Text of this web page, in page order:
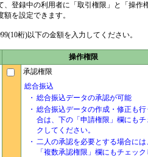
、登録中の利用者に「取引権限」と「操
額を設定できます。
桁)以下の金額を入力してください。
操作権限
承認権限
総合振込
・ 総合振込データの承認が可能
・ 総合振込データの作成・修正も行
合は、下の「申請権限」欄にもチ
クしてください。
・ 二人の承認を必要とする場合には
「複数承認権限」欄にもチェッ